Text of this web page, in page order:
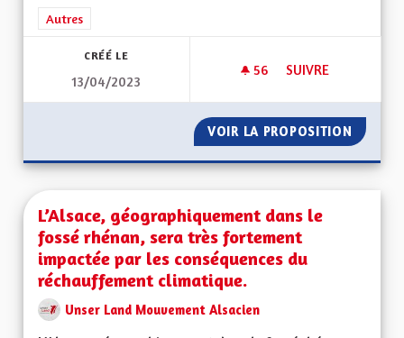
Filtrer les résultats de la catégorie : Autres
Autres
CRÉÉ LE
13/04/2023
56 56 ABONNÉS
SUIVRE
VOIR LA PROPOSITION
L’Alsace, géographiquement dans le
fossé rhénan, sera très fortement
impactée par les conséquences du
réchauffement climatique.
Unser Land Mouvement Alsacien